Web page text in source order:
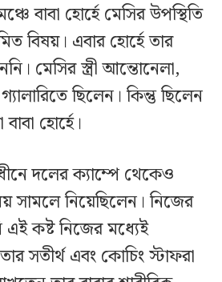
বাবা হোর্হে মেসির উপস্থিতি
বিষয়। এবার হোর্হে তার
মেসির স্ত্রী আন্তোনেলা,
ছিলেন। কিন্তু ছিলেন
হোর্হে।
দলের ক্যাম্পে থেকেও
সামলে নিয়েছিলেন। নিজের
এই কষ্ট নিজের মধ্যেই
সতীর্থ এবং কোচিং স্টাফরা